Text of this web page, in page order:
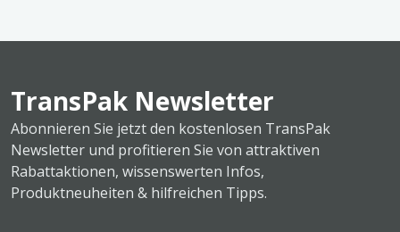
TransPak Newsletter
Abonnieren Sie jetzt den kostenlosen TransPak
Newsletter und profitieren Sie von attraktiven
Rabattaktionen, wissenswerten Infos,
Produktneuheiten & hilfreichen Tipps.